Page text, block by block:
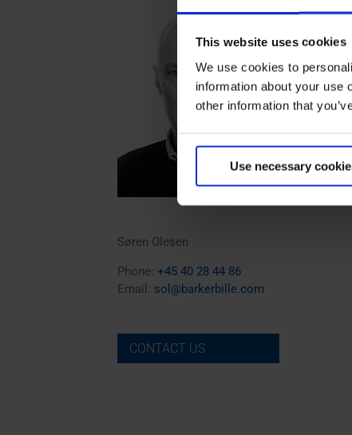
This website uses cookies
We use cookies to
information about your use
other information that
Use necessary
Søren Olesen
Phone: +45 40 28 44 86
Email: sol@barkerbille.com
CONTACT US